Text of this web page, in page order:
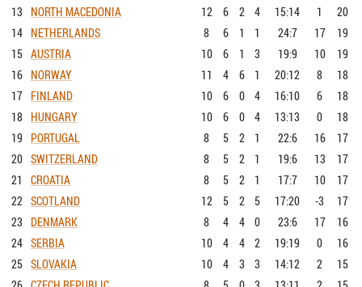
13
NORTH MACEDONIA 12 6 2 4 15:14 1
20
14 NETHERLANDS 8 6 1 1 24:7 17
19
15 AUSTRIA 10 6 1 3 19:9 10
19
16 NORWAY 11 4 6 1 20:12 8
18
17 FINLAND 10 6 0 4 16:10 6
18
18 HUNGARY 10 6 0 4 13:13 0
18
19 PORTUGAL 8 5 2 1 22:6 16
17
20 SWITZERLAND 8 5 2 1 19:6 13
17
21
CROATIA 8 5 2 1 17:7 10
17
22 SCOTLAND 12 5 2 5 17:20 -3
17
23
DENMARK 8 4 4 0 23:6 17
16
24 SERBIA 10 4 4 2 19:19 0
16
25 SLOVAKIA 10 4 3 3 14:12 2
15